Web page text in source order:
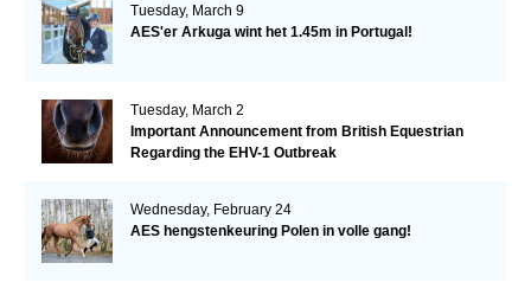
Tuesday, March 9
AES'er Arkuga wint het 1.45m in Portugal!
Tuesday, March 2
Important Announcement from British Equestrian
Regarding the EHV-1 Outbreak
Wednesday, February 24
AES hengstenkeuring Polen in volle gang!